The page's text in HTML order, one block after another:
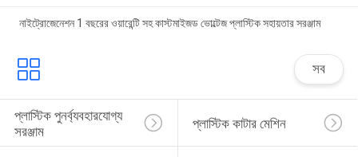
নাইট্রোজেনেশন 1 বছরের ওয়ারেন্টি সহ কাস্টমাইজড ভোল্টেজ প্লাস্টিক সহায়তার সরঞ্জাম
সব
প্লাস্টিক পুনর্ব্যবহারযোগ্য
সরঞ্জাম
প্লাস্টিক কাটার মেশিন